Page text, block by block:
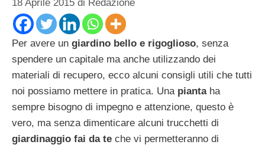
18 Aprile 2015 di Redazione
Per avere un giardino bello e rigoglioso, senza
spendere un capitale ma anche utilizzando dei
materiali di recupero, ecco alcuni consigli utili che tutti
noi possiamo mettere in pratica. Una piantaha
sempre bisogno di impegno e attenzione, questo è
vero, ma senza dimenticare alcuni trucchetti di
giardinaggio fai da te che vi permetteranno di